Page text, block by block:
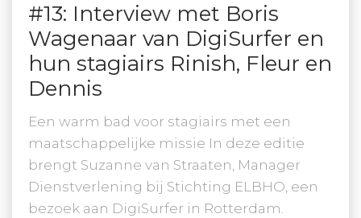
#13: Interview met Boris
Wagenaar van DigiSurfer en
hun stagiairs Rinish, Fleur en
Dennis
Een warm bad voor stagiairs met een
maatschappelijke missie In deze editie
brengt Suzanne van Straaten, Manager
Dienstverlening bij Stichting ELBHO, een
bezoek aan DigiSurfer in Rotterdam.